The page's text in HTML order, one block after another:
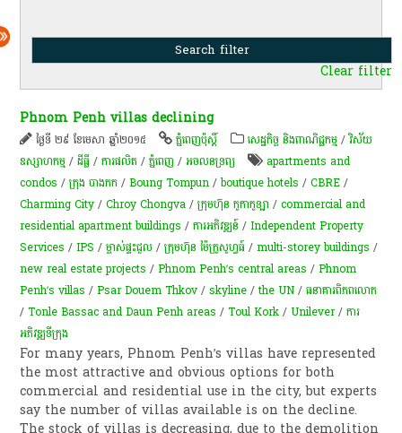
Clear filter
Phnom Penh villas declining
ថ្ងៃទី ២៩ ខែមេសា ឆ្នាំ២០១៥ ភ្នំពេញប៉ុស្តិ៍ សេដ្ឋកិច្ច និងពាណិជ្ជកម្ម /វិស័យ
ឧស្សាហកម្ម /ដីធ្លី /ការផលិត​ /ភ្នំពេញ /​អចលនទ្រព្យ​
apartments and
condos /ក្រុង បាងកក /Boung Tompun /boutique hotels /CBRE /
Charming City /Chroy Chongva /ក្រុមហ៊ុន កូកាកូឡា /commercial and
residential apartment buildings /ការអភិវឌ្ឍន៍ /Independent Property
Services /IPS /ម្ចាស់ផ្ទះ​ជួល​ /ក្រុមហ៊ុន ម៉ៃក្រូសូហ្វធ៍ /multi-storey buildings /
new real estate projects /Phnom Penh’s central areas /Phnom
Penh’s villas /Psar Douem Thkov /skyline /the UN /ធនាគារពិភពលោក
/Tonle Bassac and Daun Penh areas /Toul Kork /Unilever/ការ
អភិវឌ្ឍ​ទីក្រុង​
For many years, Phnom Penh’s villas have represented
the most attractive and obvious options for both
commercial and residential use in the city, but experts
say the number of villas available is on the decline.